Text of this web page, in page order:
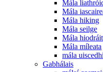
Mála
Mála
Mála hiking
Mála seilge
Mála
Mála míleata
mála
Gabhálais